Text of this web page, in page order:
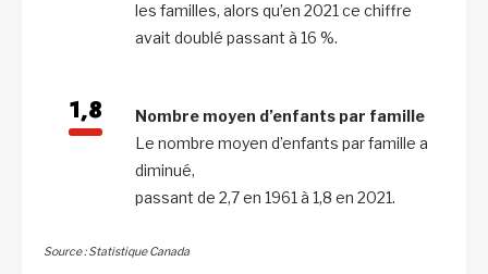
les familles, alors qu’en 2021 ce chiffre
avait doublé passant à 16 %.
1,8
Nombre moyen d’enfants par famille
Le nombre moyen d’enfants par famille a
diminué,
passant de 2,7 en 1961 à 1,8 en 2021.
Source : Statistique Canada